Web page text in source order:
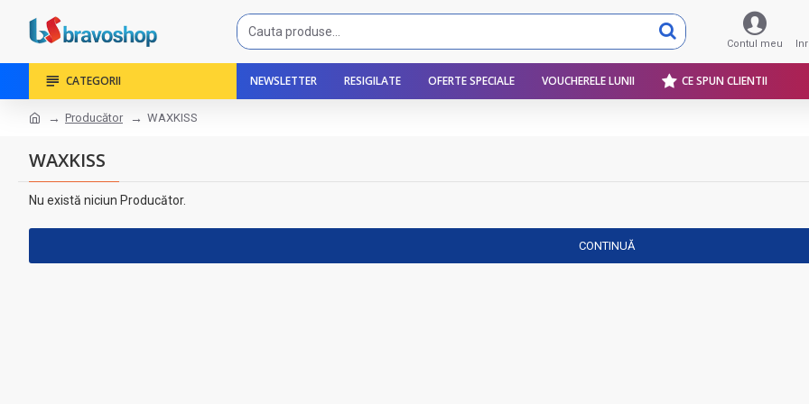
Contul meu
CATEGORII NEWSLETTER RESIGILATE OFERTE SPECIALE VOUCHERELE LUNII CE SPUN CLIENTII
Producător WAXKISS
WAXKISS
Nu există niciun Producător.
CONTINUĂ